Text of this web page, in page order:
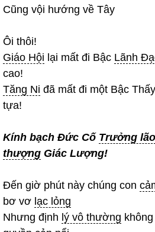
Cũng vội hướng về Tây
Ôi thôi!
Giáo Hội lại mất đi Bậc Lãnh
cao!
Tăng Ni đã mất đi một Bậc
tựa!
Kính bạch Đức Cố Trưởng lão
thượng Giác Lượng!
Đến giờ phút này chúng con
bơ vơ lạc lỏng
Nhưng định lý vô thường